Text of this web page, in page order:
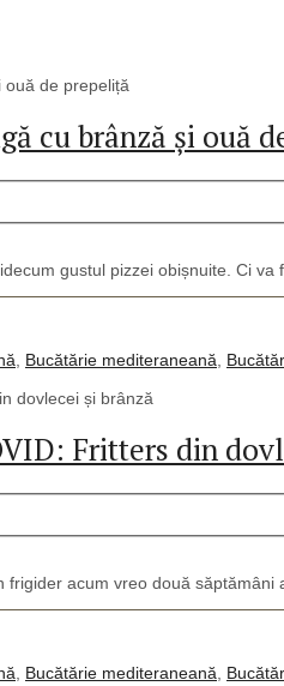
cu brânză și ouă
gustul pizzei obișnuite. Ci
Bucătărie mediteraneană
Fritters din
acum vreo două săptămâni
Bucătărie mediteraneană